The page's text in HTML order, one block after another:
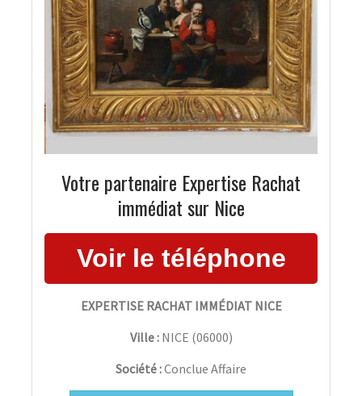
Votre partenaire Expertise Rachat
immédiat sur Nice
EXPERTISE RACHAT IMMÉDIAT NICE
Ville : NICE (06000)
Société :Conclue Affaire